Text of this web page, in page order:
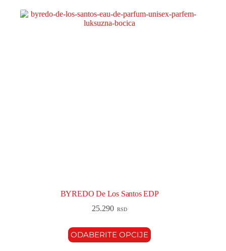
BYREDO De Los Santos EDP
25.290 RSD
ODABERITE OPCIJE